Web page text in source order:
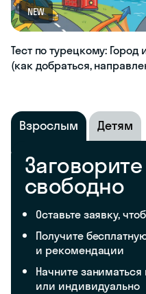
NEW
Тест по турецкому: Город
(как добраться,
Взрослым Детям
свободно
Оставьте заявку,
Получите
и рекомендации
Начните заниматься
или индивидуально